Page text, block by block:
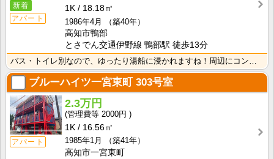
新着
アパート
1K
18.18㎡
1986年4月
（築40年）
高知市鴨部
とさでん交通伊野線 鴨部駅 徒歩13分
バス・トイレ別なので、ゆったり湯船に浸かれますね！周辺にコンビニやスーパー、飲食店がり生活に困りませ･･･
ブルーハイツ一宮東町303号室
アパート
2.3万円
2000円
1K
16.56㎡
1985年1月
（築41年）
高知市一宮東町